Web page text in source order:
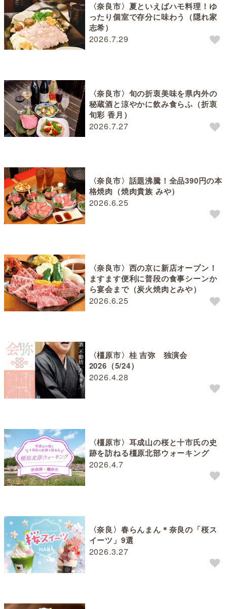
2026.7.29
〈奈良市〉夏といえばハモ料理！ゆ
ったり個室で存分に味わう（隠れ家
志希）
2026.7.27
〈奈良市〉旬の折衷美味を県内外の
秘蔵酒と涼やかに飲み食らふ（折衷
旬彩 香月）
2026.6.25
〈奈良市〉話題沸騰！全品390円の本
格焼肉（焼肉貴族 みや）
2026.6.25
〈奈良市〉西の京に新店オープン！
ますます便利に普段の食事シーンか
ら宴会まで（炭火焼肉とみや）
2026.4.28
〈橿原市〉桂 吉弥 独演会
2026（5/24）
2026.4.7
〈橿原市〉耳成山の桜と十市氏の史
跡を訪ねる橿原北部ウォーキング
2026.3.27
〈奈良〉春らんまん＊奈良の「桜ス
イーツ」9選